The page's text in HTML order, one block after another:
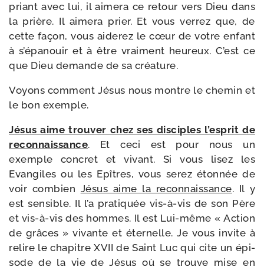
priant avec lui, il aime­ra ce retour vers Dieu dans
la prière. Il aime­ra prier. Et vous ver­rez que, de
cette façon, vous aide­rez le cœur de votre enfant
à s’é­pa­nouir et à être vrai­ment heu­reux. C’est ce
que Dieu demande de sa créature.
Voyons com­ment Jésus nous montre le che­min et
le bon exemple.
Jésus aime trou­ver chez ses dis­ciples l’es­prit de
recon­nais­sance. Et ceci est pour nous un
exemple concret et vivant. Si vous lisez les
Evangiles ou les Epîtres, vous serez éton­née de
voir com­bien Jésus aime la recon­nais­sance. Il y
est sen­sible. Il l’a pra­ti­quée vis-​à-​vis de son Père
et vis-​à-​vis des hommes. Il est Lui-​même « Action
de grâces » vivante et éter­nelle. Je vous invite à
relire le cha­pitre XVII de Saint Luc qui cite un épi­
sode de la vie de Jésus où se trouve mise en